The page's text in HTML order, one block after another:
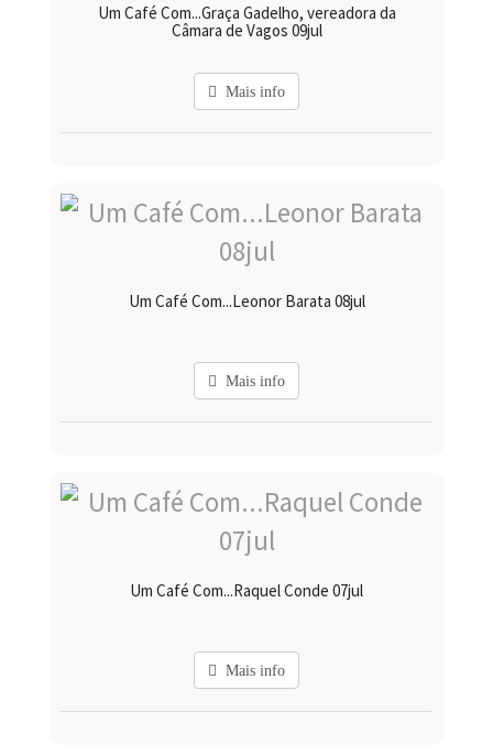
Um Café Com...Graça Gadelho, vereadora da
Câmara de Vagos 09jul
Mais info
Um Café Com...Leonor Barata 08jul
Mais info
Um Café Com...Raquel Conde 07jul
Mais info